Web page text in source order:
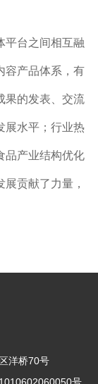
平台之间相互融
容产品体系，有
果的发表、交流
展水平；行业热
品产业结构优化
贡献了力量，
洋桥70号
号